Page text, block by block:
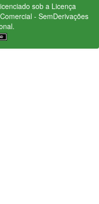
sob a Licença
- SemDerivações